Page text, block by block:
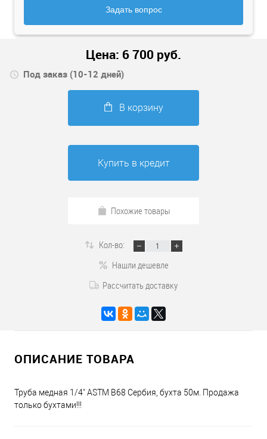
Задать вопрос
Цена: 6 700 руб.
Под заказ (10-12 дней)
В корзину
Купить в кредит
Похожие товары
Кол-во:
Нашли дешевле
Рассчитать доставку
ОПИСАНИЕ ТОВАРА
Труба медная 1/4" ASTM B68 Сербия, бухта 50м. Продажа
только бухтами!!!